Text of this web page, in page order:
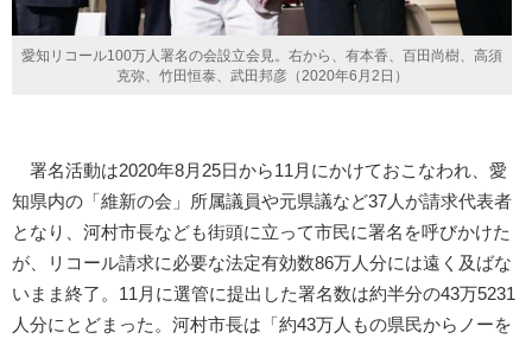
愛知リコール100万人署名の会設立会見。右から、有本香、百田尚樹、高須
克弥、竹田恒泰、武田邦彦（2020年6月2日）
署名活動は2020年8月25日から11月にかけておこなわれ、愛
知県内の「維新の会」所属議員や元県議など37人が請求代表者
となり、河村市長なども街頭に立って市民に署名を呼びかけた
が、リコール請求に必要な法定有効数86万人分には遠く及ばな
いまま終了。11月に選管に提出した署名数は約半分の43万5231
人分にとどまった。河村市長は「約43万人もの県民からノーを